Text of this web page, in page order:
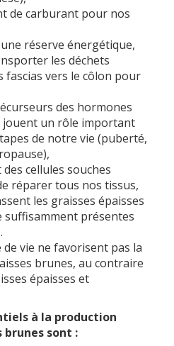
de carburant pour nos
réserve énergétique,
les déchets
fascias vers le côlon pour
des hormones
jouent un rôle important
de notre vie (puberté,
cellules souches
réparer tous nos tissus,
les graisses épaisses
suffisamment présentes
vie ne favorisent pas la
brunes, au contraire
épaisses et
à la production
sont :